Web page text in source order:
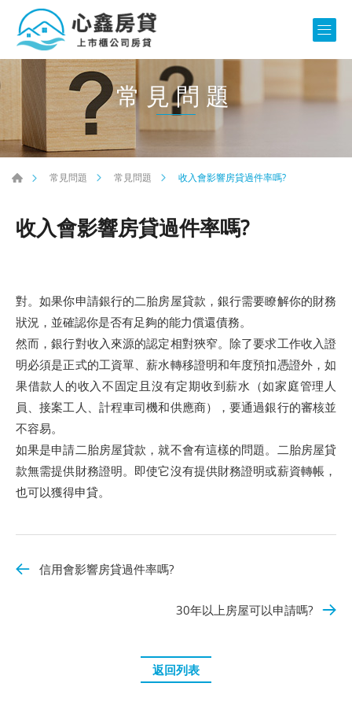
常見問題
常見問題 常見問題 收入會影響房貸過件率嗎?
收入會影響房貸過件率嗎?
對。如果你申請銀行的二胎房屋貸款，銀行需要瞭解你的財務
狀況，並確認你是否有足夠的能力償還債務。
然而，銀行對收入來源的認定相對狹窄。除了要求工作收入證
明必須是正式的工資單、薪水轉移證明和年度預扣憑證外，如
果借款人的收入不固定且沒有定期收到薪水（如家庭管理人
員、接案工人、計程車司機和供應商），要通過銀行的審核並
不容易。
如果是申請二胎房屋貸款，就不會有這樣的問題。二胎房屋貸
款無需提供財務證明。即使它沒有提供財務證明或薪資轉帳，
也可以獲得申貸。
信用會影響房貸過件率嗎?
30年以上房屋可以申請嗎?
返回列表